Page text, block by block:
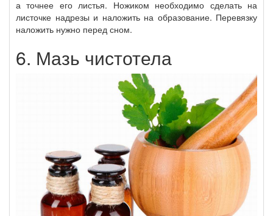
а точнее его листья. Ножиком необходимо сделать на
листочке надрезы и наложить на образование. Перевязку
наложить нужно перед сном.
6. Мазь чистотела